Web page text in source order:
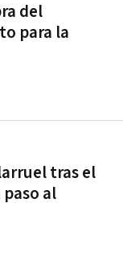
del
para la
tras el
paso al